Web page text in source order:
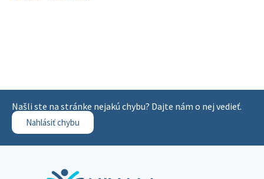
Našli ste na stránke nejakú chybu? Dajte nám o nej vedieť.
Nahlásiť chybu